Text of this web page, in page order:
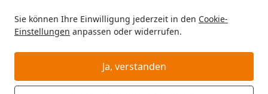
Sie können Ihre Einwilligung jederzeit in den Cookie-
Einstellungen anpassen oder widerrufen.
Ja, verstanden